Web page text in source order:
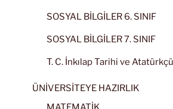
SOSYAL BİLGİLER 6. SINIF
SOSYAL BİLGİLER 7. SINIF
T. C. İnkılap Tarihi ve
ÜNİVERSİTEYE HAZIRLIK